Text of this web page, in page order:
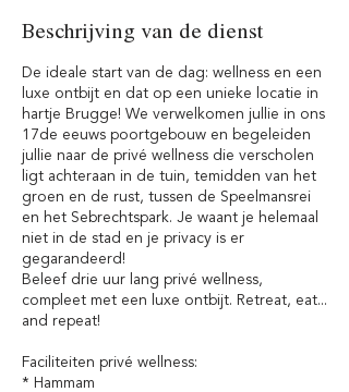
Beschrijving van de dienst
De ideale start van de dag: wellness en een
luxe ontbijt en dat op een unieke locatie in
hartje Brugge! We verwelkomen jullie in ons
17de eeuws poortgebouw en begeleiden
jullie naar de privé wellness die verscholen
ligt achteraan in de tuin, temidden van het
groen en de rust, tussen de Speelmansrei
en het Sebrechtspark. Je waant je helemaal
niet in de stad en je privacy is er
gegarandeerd!
Beleef drie uur lang privé wellness,
compleet met een luxe ontbijt. Retreat, eat...
and repeat!
Faciliteiten privé wellness:
* Hammam